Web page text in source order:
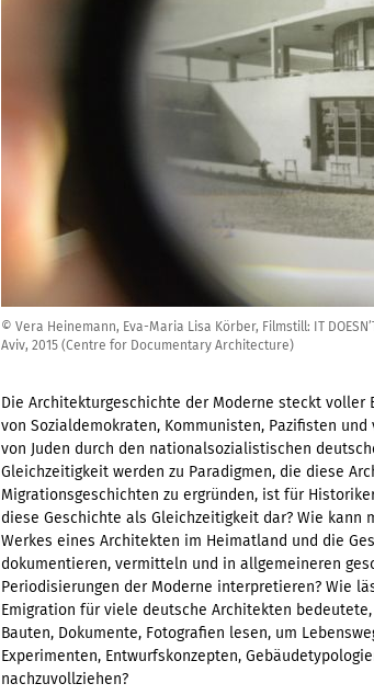
© Vera Heinemann, Eva-Maria Lisa Körber, Filmstill: IT
Aviv, 2015 (Centre for Documentary Architecture)
Die Architekturgeschichte der Moderne steckt
von Sozialdemokraten, Kommunisten, Pazifisten
von Juden durch den nationalsozialistischen
Gleichzeitigkeit werden zu Paradigmen, die diese
Migrationsgeschichten zu ergründen, ist für
diese Geschichte als Gleichzeitigkeit dar? Wie kann
Werkes eines Architekten im Heimatland und die
dokumentieren, vermitteln und in allgemeineren
Periodisierungen der Moderne interpretieren? Wie
Emigration für viele deutsche Architekten
Bauten, Dokumente, Fotografien lesen, um
Experimenten, Entwurfskonzepten,
nachzuvollziehen?